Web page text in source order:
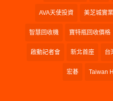
AVA天使投資 美芝城實業
智慧回收機 寶特瓶回收價格
啟動記者會 新北首座 台
宏碁 Taiwan